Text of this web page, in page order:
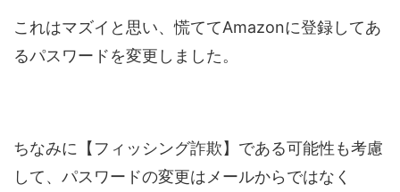
これはマズイと思い、慌ててAmazonに登録してあ
るパスワードを変更しました。
ちなみに【フィッシング詐欺】である可能性も考慮
して、パスワードの変更はメールからではなく